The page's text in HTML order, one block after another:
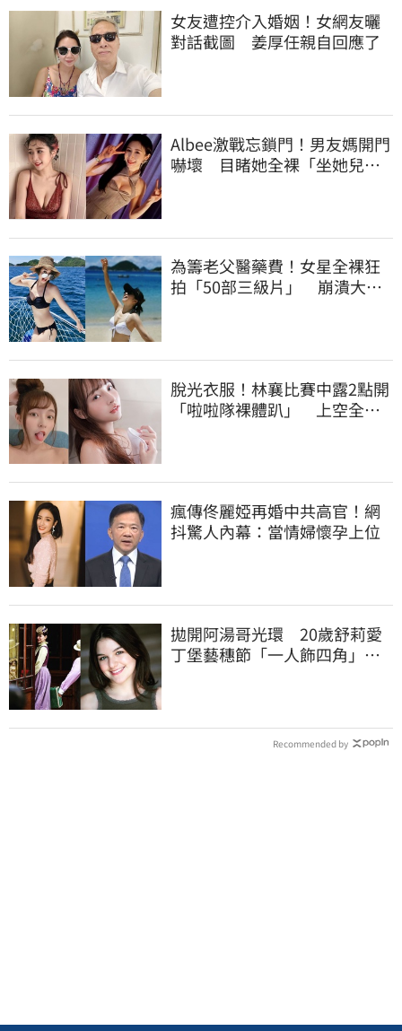
女友遭控介入婚姻！女網友曬
對話截圖 姜厚任親自回應了
Albee激戰忘鎖門！男友媽開門
嚇壞 目睹她全裸「坐她兒子
為籌老父醫藥費！女星全裸狂
拍「50部三級片」 崩潰大
脫光衣服！林襄比賽中露2點開
「啦啦隊裸體趴」 上空全裸
瘋傳佟麗婭再婚中共高官！網
抖驚人內幕：當情婦懷孕上位
拋開阿湯哥光環 20歲舒莉愛
丁堡藝穗節「一人飾四角」驚
Recommended by